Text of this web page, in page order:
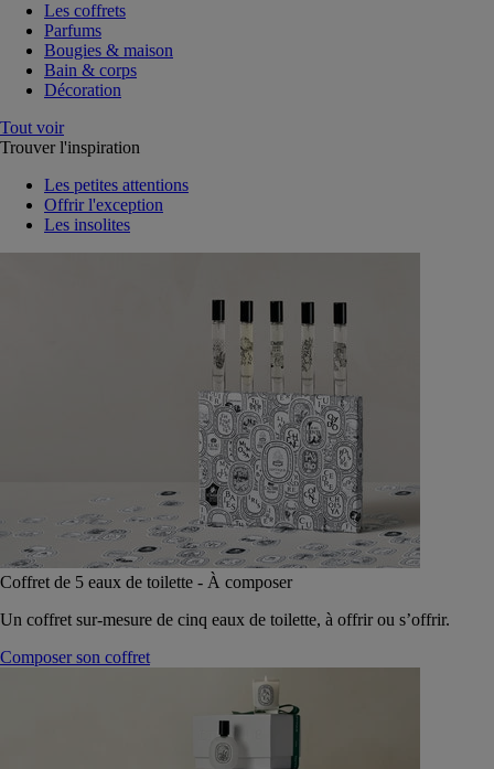
Les coffrets
Parfums
Bougies & maison
Bain & corps
Décoration
Tout voir
Trouver l'inspiration
Les petites attentions
Offrir l'exception
Les insolites
Coffret de 5 eaux de toilette - À composer
Un coffret sur-mesure de cinq eaux de toilette, à offrir ou s’offrir.
Composer son coffret